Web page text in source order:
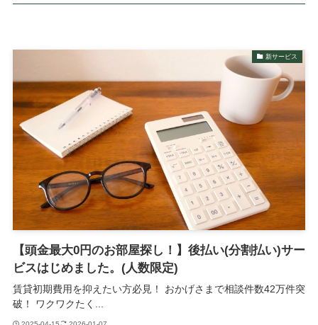
新サービス
【頭金最大0円のお部屋探し！】後払い(分割払い)サー
ビスはじめました。(人数限定)
賃貸初期費用を抑えたい方必見！ おかげさまで相談件数42万件突
破！ ワクワクたく...